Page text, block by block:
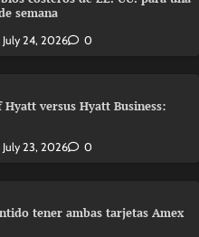
semana
July 24, 2026 0
versus Hyatt Business:
July 23, 2026 0
tener ambas tarjetas Amex